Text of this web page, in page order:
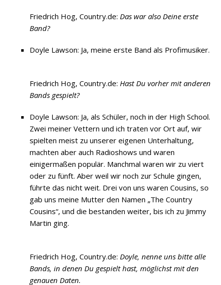
Friedrich Hog, Country.de: Das war also Deine erste
Band?
Doyle Lawson: Ja, meine erste Band als Profimusiker.
Friedrich Hog, Country.de: Hast Du vorher mit anderen
Bands gespielt?
Doyle Lawson: Ja, als Schüler, noch in der High School.
Zwei meiner Vettern und ich traten vor Ort auf, wir
spielten meist zu unserer eigenen Unterhaltung,
machten aber auch Radioshows und waren
einigermaßen populär. Manchmal waren wir zu viert
oder zu fünft. Aber weil wir noch zur Schule gingen,
führte das nicht weit. Drei von uns waren Cousins, so
gab uns meine Mutter den Namen „The Country
Cousins“, und die bestanden weiter, bis ich zu Jimmy
Martin ging.
Friedrich Hog, Country.de: Doyle, nenne uns bitte alle
Bands, in denen Du gespielt hast, möglichst mit den
genauen Daten.